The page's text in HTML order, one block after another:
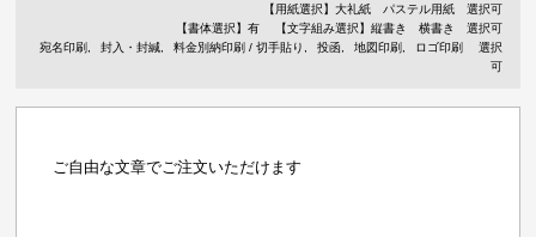
【用紙選択】 大礼紙 パステル用紙選択可
【書体選択】有
【文字組み選択】縦書き 横書き 選択可
宛名印刷
封入・封緘 料金別納印刷 / 切手貼り 投函 地図印刷 ロゴ印刷
選択
可
ご自由な文章でご注文いただけます